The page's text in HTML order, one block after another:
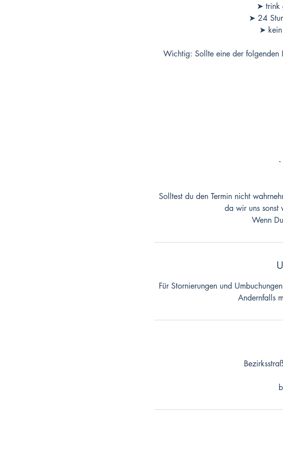
➤ trink
➤ 24
➤ kein
Wichtig: Sollte eine der folgenden
Solltest du den Termin nicht
da wir uns sonst
Wenn
Für Stornierungen und
Andernfalls